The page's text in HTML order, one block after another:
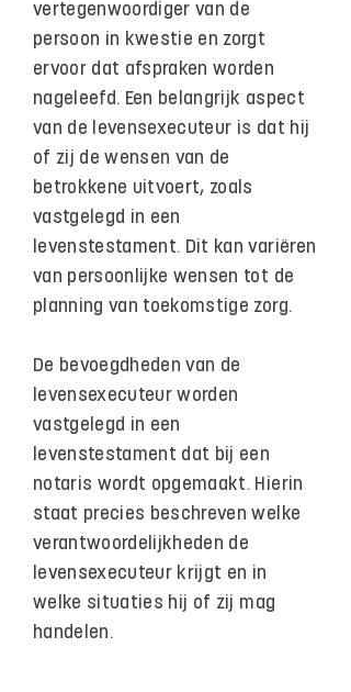
vertegenwoordiger van de
persoon in kwestie en zorgt
ervoor dat afspraken worden
nageleefd. Een belangrijk aspect
van de levensexecuteur is dat hij
of zij de wensen van de
betrokkene uitvoert, zoals
vastgelegd in een
levenstestament. Dit kan variëren
van persoonlijke wensen tot de
planning van toekomstige zorg.
De bevoegdheden van de
levensexecuteur worden
vastgelegd in een
levenstestament dat bij een
notaris wordt opgemaakt. Hierin
staat precies beschreven welke
verantwoordelijkheden de
levensexecuteur krijgt en in
welke situaties hij of zij mag
handelen.